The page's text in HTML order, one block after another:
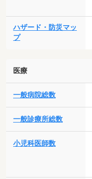
ハザード・防災マッ
プ
医療
一般病院総数
一般診療所総数
小児科医師数